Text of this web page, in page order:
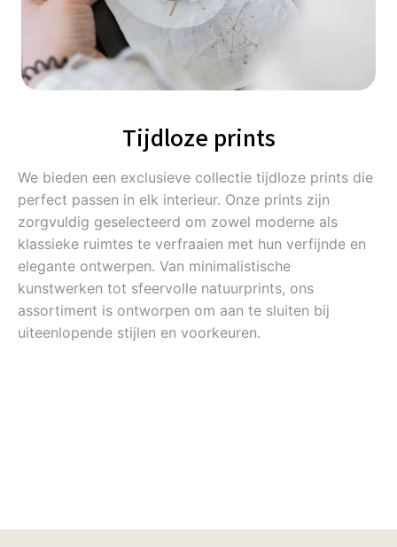
Tijdloze prints
We bieden een exclusieve collectie tijdloze prints die
perfect passen in elk interieur. Onze prints zijn
zorgvuldig geselecteerd om zowel moderne als
klassieke ruimtes te verfraaien met hun verfijnde en
elegante ontwerpen. Van minimalistische
kunstwerken tot sfeervolle natuurprints, ons
assortiment is ontworpen om aan te sluiten bij
uiteenlopende stijlen en voorkeuren.